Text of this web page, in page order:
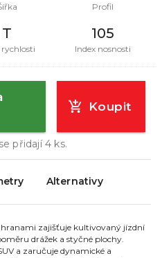
Profil
T
rychlosti
105
Index nosnosti
Koupit
přidají4 ks.
Alternativy
zajišťuje kultivovaný jízdní
drážek a styčné plochy.
a zaručuje dynamické a